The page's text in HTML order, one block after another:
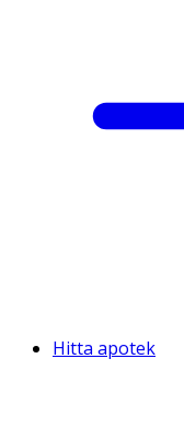
Hitta apotek